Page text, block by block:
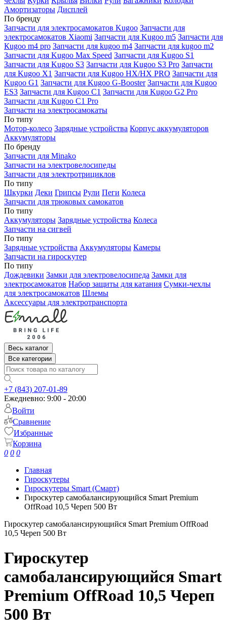
Амортизаторы Дисплей
По бренду
Запчасти для электросамокатов Kugoo Запчасти для
электросамокатов Xiaomi Запчасти для Kugoo m5 Запчасти для
Кugoo m4 pro Запчасти для kugoo m4 Запчасти для kugoo m2
Запчасти для Kugoo Max Speed Запчасти для Kugoo S1
Запчасти для Kugoo S3 Запчасти для Kugoo S3 Pro Запчасти
для Kugoo X1 Запчасти для Kugoo HX/HX PRO Запчасти для
Kugoo G1 Запчасти для Kugoo G-Booster Запчасти для Kugoo
ES3 Запчасти для Kugoo C1 Запчасти для Kugoo G2 Pro
Запчасти для Kugoo C1 Pro
Запчасти на электросамокаты
По типу
Мотор-колесо Зарядные устройства Корпус аккумуляторов
Аккумуляторы
По бренду
Запчасти для Minako
Запчасти на электровелосипеды
Запчасти для электротрициклов
По типу
Шкурки Деки Грипсы Рули Пеги Колеса
Запчасти для трюковых самокатов
По типу
Аккумуляторы Зарядные устройства Колеса
Запчасти на сигвей
По типу
Зарядные устройства Аккумуляторы Камеры
Запчасти на гироскутер
По типу
Дождевики Замки для электровелосипеда Замки для
электросамокатов Набор защиты для катания Сумки-чехлы
для электросамокатов Шлемы
Аксессуары для электротранспорта
Весь каталог
Все категории
+7 (843) 207-01-89
Ежедневно: 9:00 - 20:00
Войти
Сравнение
Избранные
Корзина
0 0 0
Главная
Гироскутеры
Гироскутеры Smart (Смарт)
Гироскутер самобалансирующийся Smart Premium
OffRoad 10,5 Череп 500 Вт
Гироскутер самобалансирующийся Smart Premium OffRoad
10,5 Череп 500 Вт
Гироскутер
самобалансирующийся Smart
Premium OffRoad 10,5 Череп
500 Вт